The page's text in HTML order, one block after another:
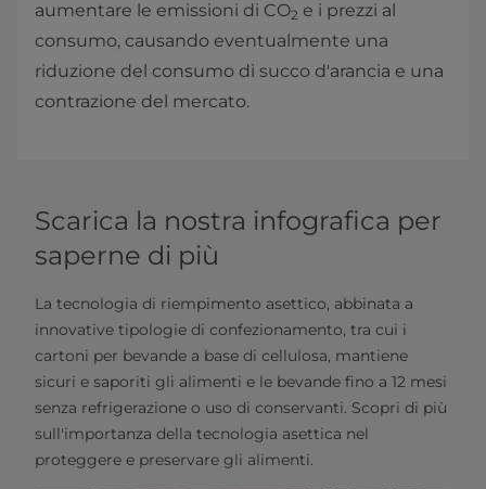
aumentare le emissioni di CO2 e i prezzi al
consumo, causando eventualmente una
riduzione del consumo di succo d'arancia e una
contrazione del mercato.
Scarica la nostra infografica per
saperne di più
La tecnologia di riempimento asettico, abbinata a
innovative tipologie di confezionamento, tra cui i
cartoni per bevande a base di cellulosa, mantiene
sicuri e saporiti gli alimenti e le bevande fino a 12 mesi
senza refrigerazione o uso di conservanti. Scopri di più
sull'importanza della tecnologia asettica nel
proteggere e preservare gli alimenti.